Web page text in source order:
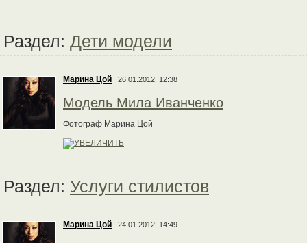
Раздел: Дети модели
Марина Цой 26.01.2012, 12:38
Модель Мила Иванченко
Фотограф Марина Цой
Раздел: Услуги стилистов
Марина Цой 24.01.2012, 14:49